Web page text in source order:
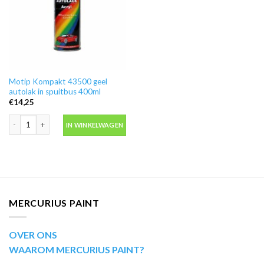
Motip Kompakt 43500 geel
autolak in spuitbus 400ml
€14,25
Motip Kompakt 43500 geel autolak in spuitbus 400ml aantal
IN WINKELWAGEN
MERCURIUS PAINT
OVER ONS
WAAROM MERCURIUS PAINT?